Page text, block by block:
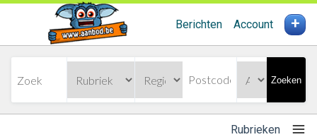
Berichten Account +
Zoeken
Rubrieken